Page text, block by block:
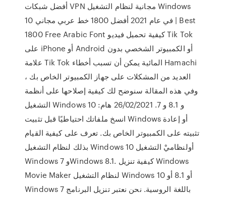
أفضل شبكات VPN مجانية لنظام التشغيل Windows
10 في عام 2021 أفضل 1800 خط عربي مجاني | Best
1800 Free Arabic Font كيفية تحميل فيديو Tik Tok
على iPhone أو Android أو الكمبيوتر الشخصي بدون
علامة Tik Tok المائية يمكن أن تسبب أخطاء Hamachi
العديد من المشكلات على جهاز الكمبيوتر الخاص بك ،
وفي هذه المقالة سنوضح لك كيفية إصلاحها على أنظمة
التشغيل Windows 10 و 8.1 و 7. 26/02/2021 هام:
انسخ ملفاتك احتياطيًا قبل تثبيت Windows أو إعادة
تثبيته على الكمبيوتر الخاص بك. تعرف على كيفية القيام
بذلك لنظام التشغيل Windows 10 أولنظاميْ التشغيل
Windows 7 وWindows 8.1. كيفية تنزيل Windows
Movie Maker لنظام التشغيل Windows 10 أو 8.1 أو
Windows 7 باللغة الروسية. نحن نعتبر تنزيل البرنامج